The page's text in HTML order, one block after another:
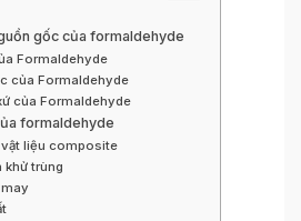
gốc của formaldehyde
Formaldehyde
của Formaldehyde
của Formaldehyde
formaldehyde
vật liệu composite
khử trùng